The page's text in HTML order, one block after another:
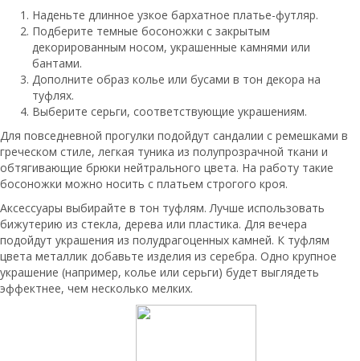
Наденьте длинное узкое бархатное платье-футляр.
Подберите темные босоножки с закрытым
декорированным носом, украшенные камнями или
бантами.
Дополните образ колье или бусами в тон декора на
туфлях.
Выберите серьги, соответствующие украшениям.
Для повседневной прогулки подойдут сандалии с ремешками в
греческом стиле, легкая туника из полупрозрачной ткани и
обтягивающие брюки нейтрального цвета. На работу такие
босоножки можно носить с платьем строгого кроя.
Аксессуары выбирайте в тон туфлям. Лучше использовать
бижутерию из стекла, дерева или пластика. Для вечера
подойдут украшения из полудрагоценных камней. К туфлям
цвета металлик добавьте изделия из серебра. Одно крупное
украшение (например, колье или серьги) будет выглядеть
эффектнее, чем несколько мелких.